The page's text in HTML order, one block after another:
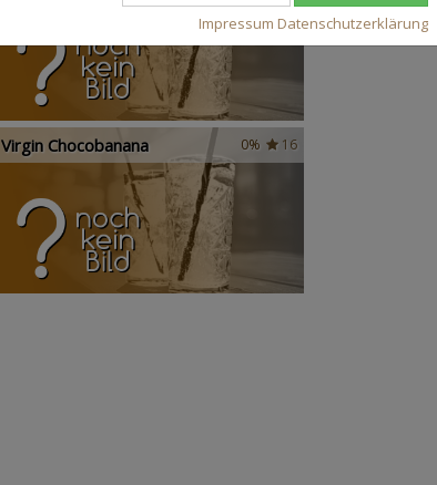
16
0%
Virgin Chocobanana
Impressum Datenschutzerklärung